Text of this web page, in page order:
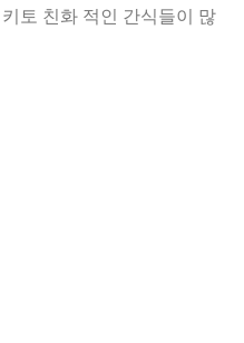
토 친화 적인 간식들이 많